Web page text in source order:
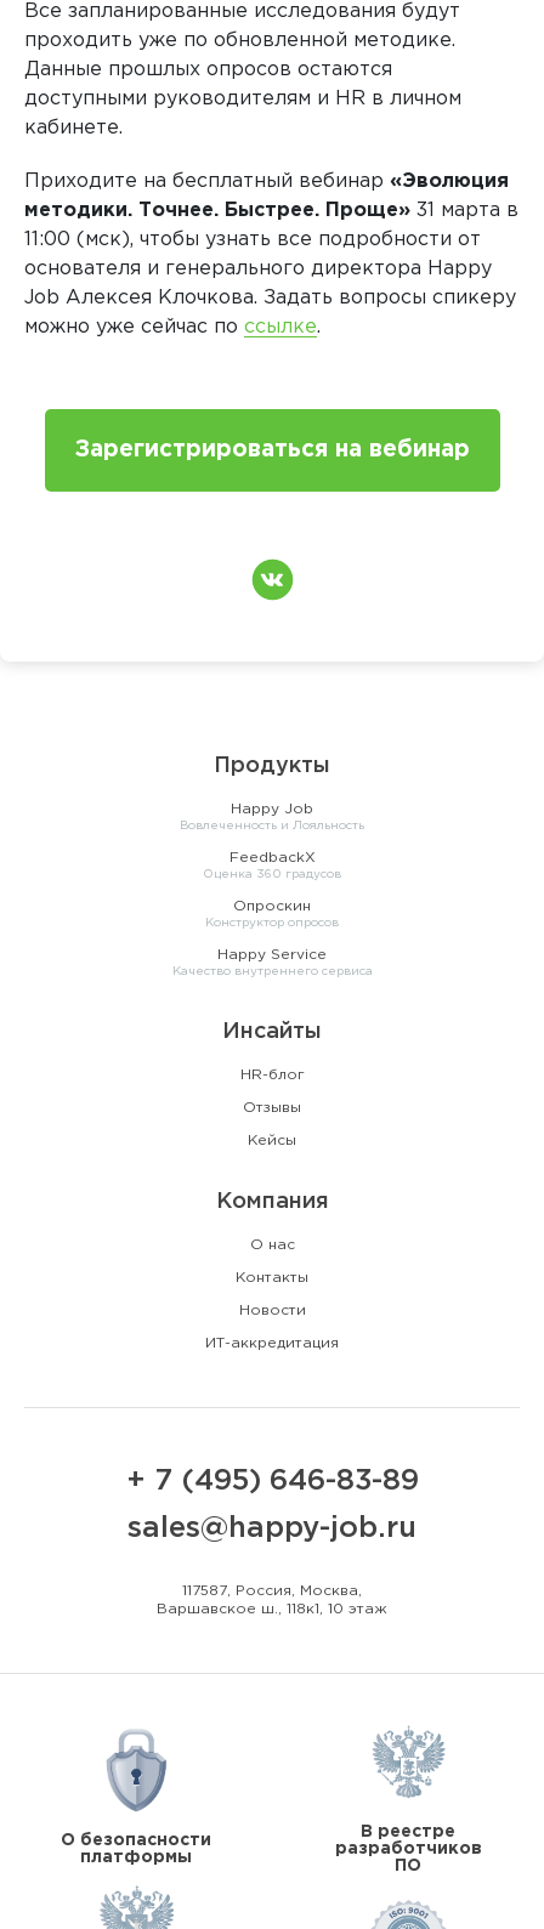
Все запланированные исследования будут
проходить уже по обновленной методике.
Данные прошлых опросов остаются
доступными руководителям и HR в личном
кабинете.
Приходите на бесплатный вебинар «Эволюция
методики. Точнее. Быстрее. Проще» 31 марта в
11:00 (мск), чтобы узнать все подробности от
основателя и генерального директора Happy
Job Алексея Клочкова. Задать вопросы спикеру
можно уже сейчас по ссылке.
Зарегистрироваться на вебинар
Продукты
Happy Job
Вовлеченность и Лояльность
FeedbackX
Оценка 360 градусов
Опроскин
Конструктор опросов
Happy Service
Качество внутреннего сервиса
Инсайты
HR-блог
Отзывы
Кейсы
Компания
О нас
Контакты
Новости
ИТ-аккредитация
+ 7 (495) 646-83-89
sales@happy-job.ru
117587, Россия, Москва,
Варшавское ш., 118к1, 10 этаж
О безопасности
платформы
В реестре
разработчиков
ПО